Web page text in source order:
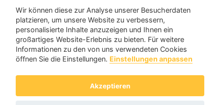
Service
Unser Tanzpartner-Service hilft Ihnen bei Fragen und
Anregungen gerne weiter!
Wir können diese zur Analyse unserer Besucherdaten
platzieren, um unsere Website zu verbessern,
personalisierte Inhalte anzuzeigen und Ihnen ein
großartiges Website-Erlebnis zu bieten. Für weitere
Informationen zu den von uns verwendeten Cookies
öffnen Sie die Einstellungen. Einstellungen anpassen
Akzeptieren